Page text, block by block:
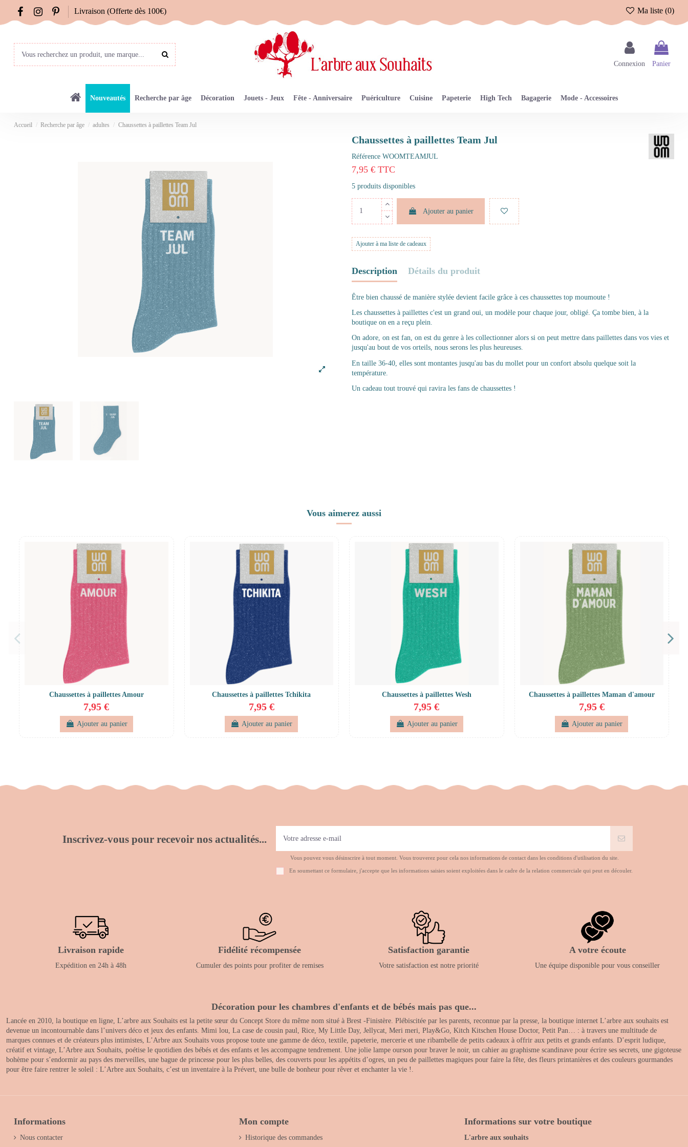
Livraison (Offerte dès 100€) Ma liste (0)
Connexion Panier
Nouveautés Recherche par âge Décoration Jouets - Jeux Fête - Anniversaire Puériculture Cuisine Papeterie High Tech Bagagerie Mode - Accessoires
Accueil Recherche par âge adultes Chaussettes à paillettes Team Jul
Chaussettes à paillettes Team Jul
Référence WOOMTEAMJUL
7,95 € TTC
5 produits disponibles
Ajouter au panier
Ajouter à ma liste de cadeaux
Description Détails du produit
Être bien chaussé de manière stylée devient facile grâce à ces chaussettes top moumoute !
Les chaussettes à paillettes c'est un grand oui, un modèle pour chaque jour, obligé. Ça tombe bien, à la
boutique on en a reçu plein.
On adore, on est fan, on est du genre à les collectionner alors si on peut mettre dans paillettes dans vos vies et
jusqu'au bout de vos orteils, nous serons les plus heureuses.
En taille 36-40, elles sont montantes jusqu'au bas du mollet pour un confort absolu quelque soit la
température.
Un cadeau tout trouvé qui ravira les fans de chaussettes !
Vous aimerez aussi
Chaussettes à paillettes Amour
7,95 €
Ajouter au panier
Chaussettes à paillettes Tchikita
7,95 €
Ajouter au panier
Chaussettes à paillettes Wesh
7,95 €
Ajouter au panier
Chaussettes à paillettes Maman d'amour
7,95 €
Ajouter au panier
Inscrivez-vous pour recevoir nos actualités...
Vous pouvez vous désinscrire à tout moment. Vous trouverez pour cela nos informations de contact dans les conditions d'utilisation du site.
En soumettant ce formulaire, j'accepte que les informations saisies soient exploitées dans le cadre de la relation commerciale qui peut en découler.
Livraison rapide
Expédition en 24h à 48h
Fidélité récompensée
Cumuler des points pour profiter de remises
Satisfaction garantie
Votre satisfaction est notre priorité
A votre écoute
Une équipe disponible pour vous conseiller
Décoration pour les chambres d'enfants et de bébés mais pas que...
Lancée en 2010, la boutique en ligne, L’arbre aux Souhaits est la petite sœur du Concept Store du même nom situé à Brest -Finistère. Plébiscitée par les parents, reconnue par la presse, la boutique internet L’arbre aux souhaits est
devenue un incontournable dans l’univers déco et jeux des enfants. Mimi lou, La case de cousin paul, Rice, My Little Day, Jellycat, Meri meri, Play&Go, Kitch Kitschen House Doctor, Petit Pan… : à travers une multitude de
marques connues et de créateurs plus intimistes, L’Arbre aux Souhaits vous propose toute une gamme de déco, textile, papeterie, mercerie et une ribambelle de petits cadeaux à offrir aux petits et grands enfants. D’esprit ludique,
créatif et vintage, L’Arbre aux Souhaits, poétise le quotidien des bébés et des enfants et les accompagne tendrement. Une jolie lampe ourson pour braver le noir, un cahier au graphisme scandinave pour écrire ses secrets, une gigoteuse
bohème pour s’endormir au pays des merveilles, une bague de princesse pour les plus belles, des couverts pour les appétits d’ogres, un peu de paillettes magiques pour faire la fête, des fleurs printanières et des couleurs gourmandes
pour être faire rentrer le soleil : L’Arbre aux Souhaits, c’est un inventaire à la Prévert, une bulle de bonheur pour rêver et enchanter la vie !.
Informations
Nous contacter
Mon compte
Historique des commandes
Informations sur votre boutique
L'arbre aux souhaits